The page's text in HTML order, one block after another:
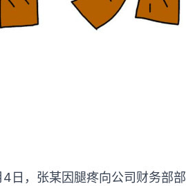
日，张某因腿疼向公司财务部部